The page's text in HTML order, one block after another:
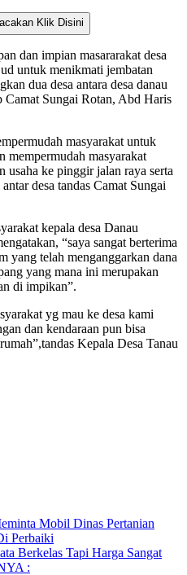
Klik Disini
dan impian masararakat desa
untuk menikmati jembatan
dua desa antara desa danau
Camat Sungai Rotan, Abd Haris
masyarakat untuk
mempermudah masyarakat
usaha ke pinggir jalan raya serta
desa tandas Camat Sungai
kepala desa Danau
“saya sangat berterima
yang telah menganggarkan dana
yang mana ini merupakan
di impikan”.
yg mau ke desa kami
dan kendaraan pun bisa
Kepala Desa Tanau
Mobil Dinas Pertanian
Perbaiki
Berkelas Tapi Harga Sangat
: